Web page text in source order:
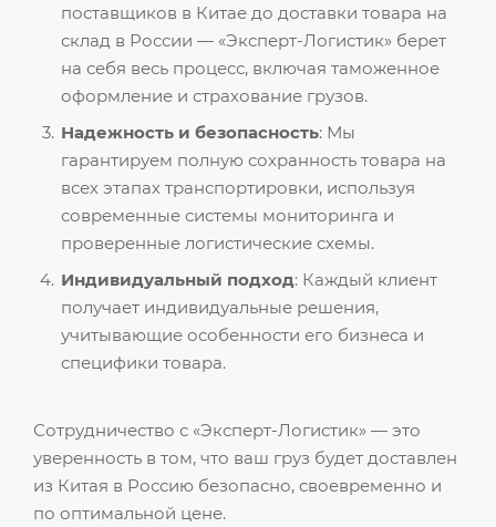
поставщиков в Китае до доставки товара на
склад в России — «Эксперт-Логистик» берет
на себя весь процесс, включая таможенное
оформление и страхование грузов.
Надежность и безопасность: Мы
гарантируем полную сохранность товара на
всех этапах транспортировки, используя
современные системы мониторинга и
проверенные логистические схемы.
Индивидуальный подход: Каждый клиент
получает индивидуальные решения,
учитывающие особенности его бизнеса и
специфики товара.
Сотрудничество с «Эксперт-Логистик» — это
уверенность в том, что ваш груз будет доставлен
из Китая в Россию безопасно, своевременно и
по оптимальной цене.